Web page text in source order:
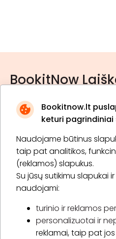
Bookitnow.lt
keturi
Naudojame būtinus
taip pat analitikos,
(reklamos) slapukus.
Su jūsų sutikimu slapukai
naudojami:
turinio ir reklamos
personalizuotai ir
reklamai, taip pat
BookitNow
* Susipažinau su
Apie „BookitNow“